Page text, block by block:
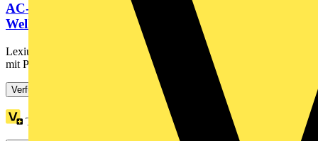
AC-Servomotor, 140mm, 19,5Nm, 2Stacks, glatte
Welle, DSL Multiturn18, M40...
Lexium SH3 Servomotor für die motion-basierte Automatisierung
mit PacDrive 3. Diese Reihe an AC-Servomotoren weist ein...
Verfügbar: 1 Händler
Treuepunkte: